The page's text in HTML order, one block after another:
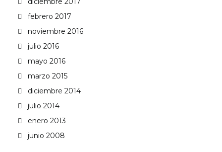
febrero 2017
noviembre 2016
julio 2016
mayo 2016
marzo 2015
diciembre 2014
julio 2014
enero 2013
junio 2008